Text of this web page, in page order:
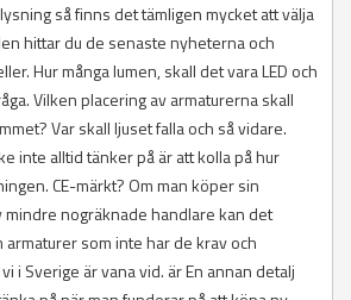
så finns det tämligen mycket att välja
hittar du de senaste nyheterna och
Hur många lumen, skall det vara LED och
Vilken placering av armaturerna skall
Var skall ljuset falla och så vidare.
inte alltid tänker på är att kolla på hur
CE-märkt? Om man köper sin
nogräknade handlare kan det
som inte har de krav och
i Sverige är vana vid. är En annan detalj